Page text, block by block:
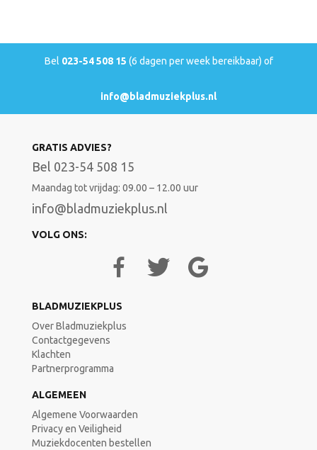
Bel 023-54 508 15 (6 dagen per week bereikbaar) of
info@bladmuziekplus.nl
GRATIS ADVIES?
Bel 023-54 508 15
Maandag tot vrijdag: 09.00 – 12.00 uur
info@bladmuziekplus.nl
VOLG ONS:
BLADMUZIEKPLUS
Over Bladmuziekplus
Contactgegevens
Klachten
Partnerprogramma
ALGEMEEN
Algemene Voorwaarden
Privacy en Veiligheid
Muziekdocenten bestellen